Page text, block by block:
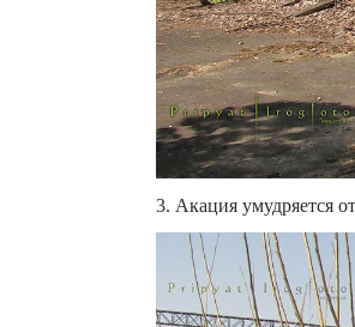
3. Акация умудряется